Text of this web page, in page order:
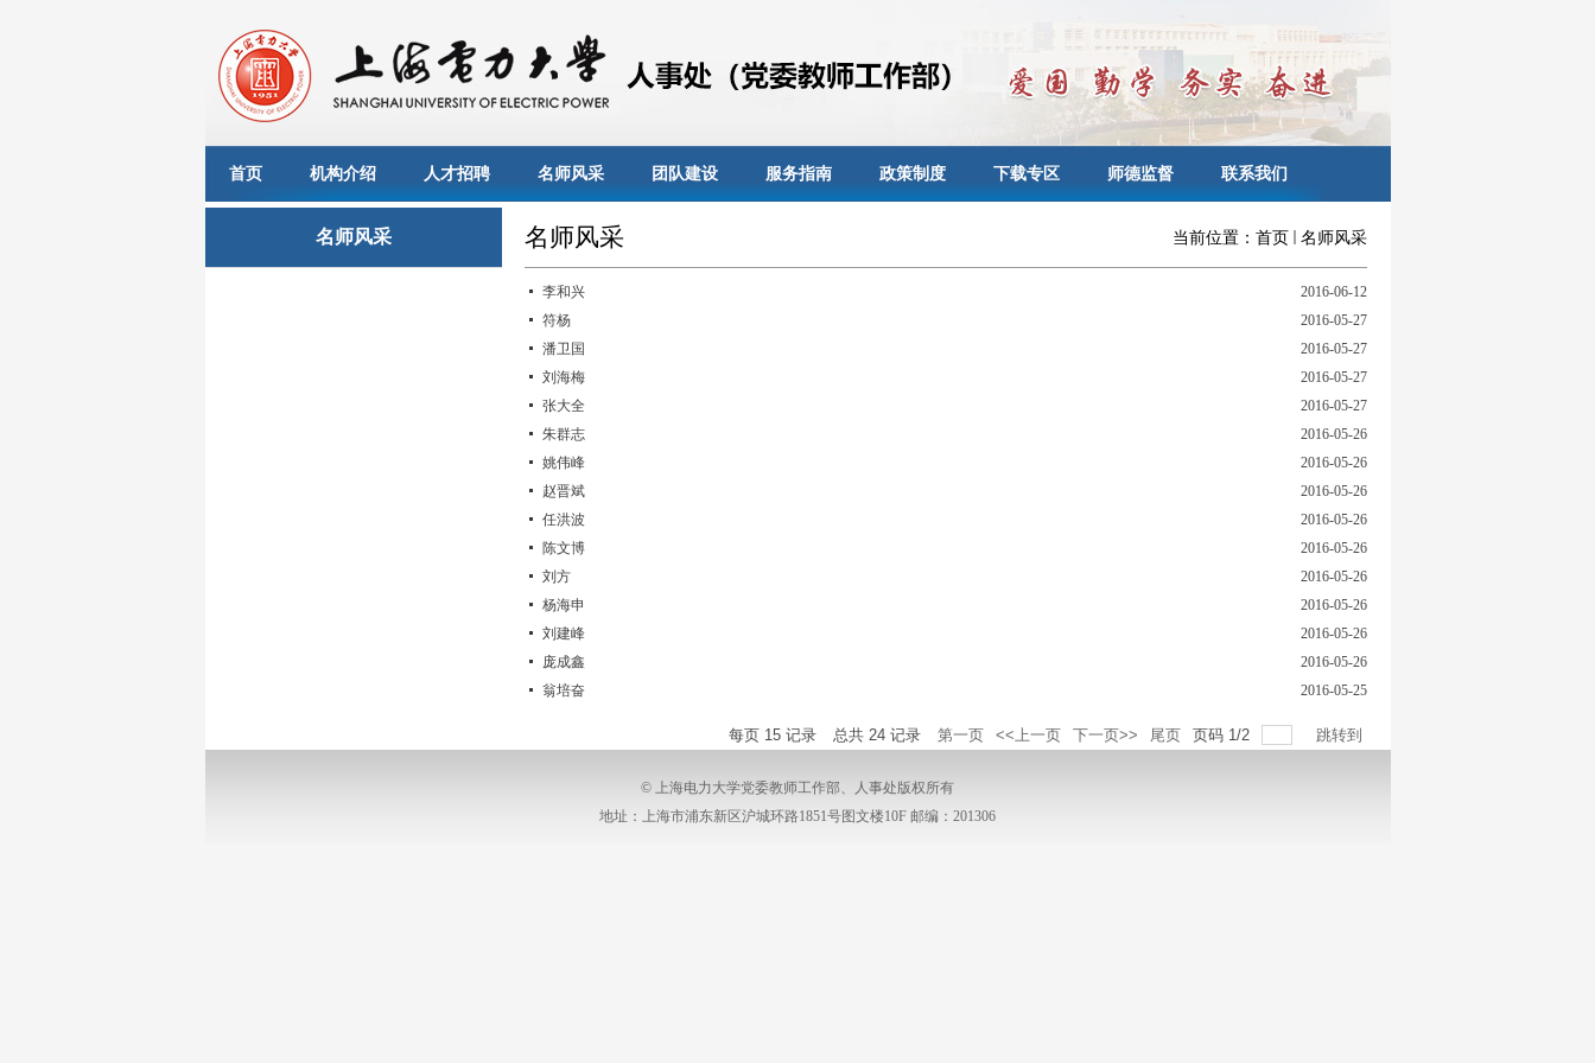
首页 机构介绍 人才招聘 名师风采 团队建设 服务指南 政策制度 下载专区 师德监督 联系我们
名师风采 名师风采 当前位置： 首页 名师风采
李和兴
2016-06-12
符杨
2016-05-27
潘卫国
2016-05-27
刘海梅
2016-05-27
张大全
2016-05-27
朱群志
2016-05-26
姚伟峰
2016-05-26
赵晋斌
2016-05-26
任洪波
2016-05-26
陈文博
2016-05-26
刘方
2016-05-26
杨海申
2016-05-26
刘建峰
2016-05-26
庞成鑫
2016-05-26
翁培奋
2016-05-25
每页 15记录 总共 24记录 第一页 <<上一页 下一页>> 尾页 页码 1/2 跳转到
© 上海电力大学党委教师工作部、人事处版权所有
地址：上海市浦东新区沪城环路1851号图文楼10F 邮编：201306